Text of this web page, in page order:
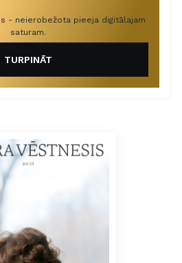
- neierobežota pieeja digitālajam
saturam.
TURPINĀT